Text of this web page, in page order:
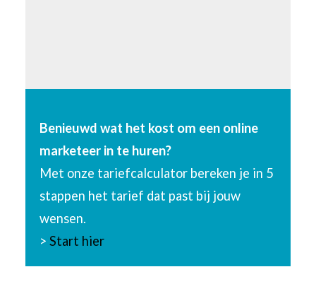
Benieuwd wat het kost om een online
marketeer in te huren?
Met onze tariefcalculator bereken je in 5
stappen het tarief dat past bij jouw
wensen.
>Start hier